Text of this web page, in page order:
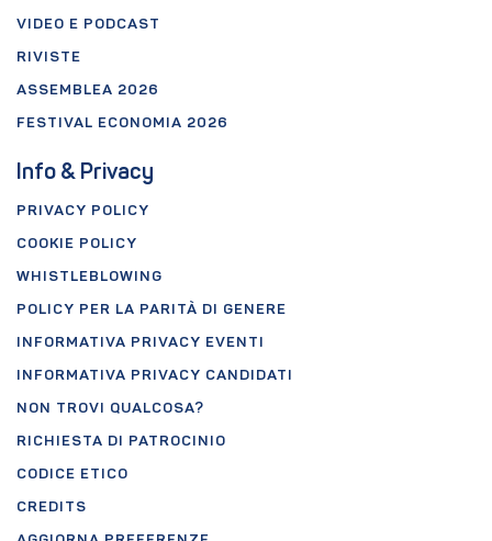
VIDEO E PODCAST
RIVISTE
ASSEMBLEA 2026
FESTIVAL ECONOMIA 2026
Info & Privacy
PRIVACY POLICY
COOKIE POLICY
WHISTLEBLOWING
POLICY PER LA PARITÀ DI GENERE
INFORMATIVA PRIVACY EVENTI
INFORMATIVA PRIVACY CANDIDATI
NON TROVI QUALCOSA?
RICHIESTA DI PATROCINIO
CODICE ETICO
CREDITS